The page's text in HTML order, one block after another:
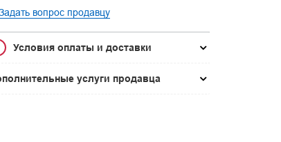
вопрос продавцу
Условия оплаты и доставки
услуги продавца